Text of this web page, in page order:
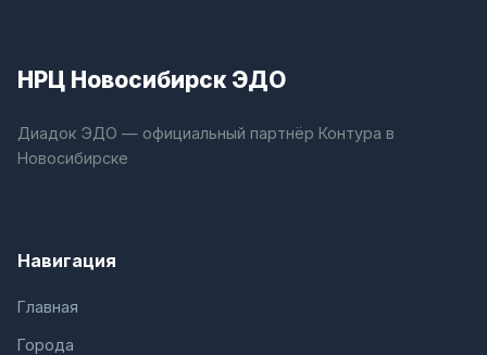
НРЦ Новосибирск ЭДО
Диадок ЭДО — официальный партнёр Контура в
Новосибирске
Навигация
Главная
Города